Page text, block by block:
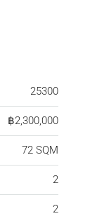
25300
฿2,300,000
72 SQM
2
2